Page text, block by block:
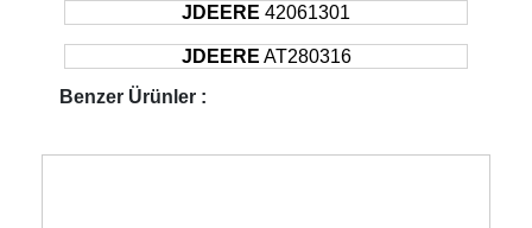
JDEERE 42061301
JDEERE AT280316
Benzer Ürünler :